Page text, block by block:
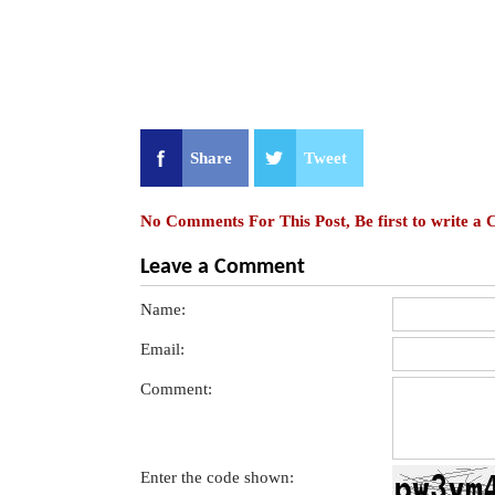
Share Tweet
No Comments For This Post, Be first to write a
Leave a Comment
Name:
Email:
Comment:
Enter the code shown: